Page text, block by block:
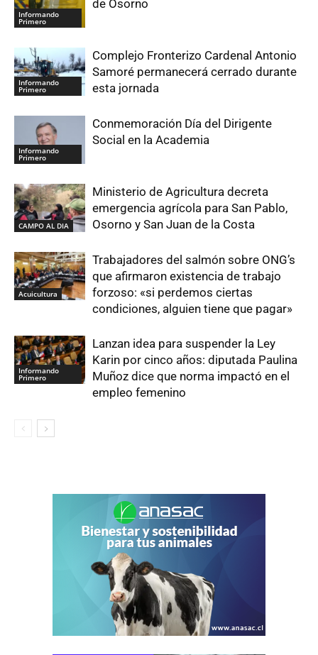
Informando
Primero
de Osorno
Informando
Primero
Complejo Fronterizo Cardenal Antonio
Samoré permanecerá cerrado durante
esta jornada
Informando
Primero
Conmemoración Día del Dirigente
Social en la Academia
CAMPO AL DIA
Ministerio de Agricultura decreta
emergencia agrícola para San Pablo,
Osorno y San Juan de la Costa
Acuicultura
Trabajadores del salmón sobre ONG’s
que afirmaron existencia de trabajo
forzoso: «si perdemos ciertas
condiciones, alguien tiene que pagar»
Informando
Primero
Lanzan idea para suspender la Ley
Karin por cinco años: diputada Paulina
Muñoz dice que norma impactó en el
empleo femenino